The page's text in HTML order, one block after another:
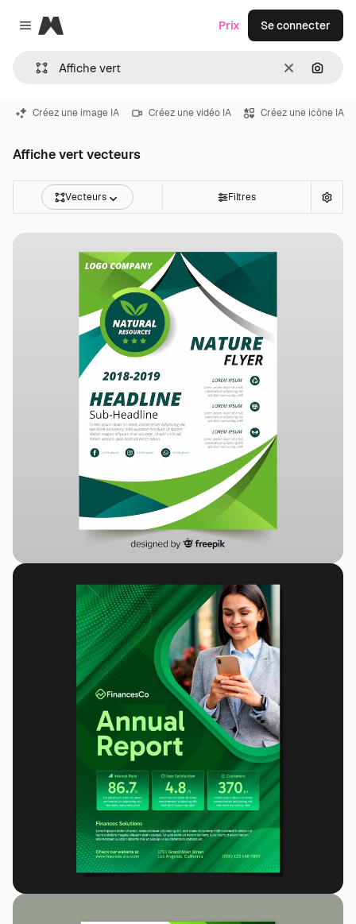
Close menu
Magnific
Effacer
Prix Se connecter
Créez une image IA Créez une vidéo IA Créez une icône IA
Affiche vert vecteurs
Vecteurs Filtres